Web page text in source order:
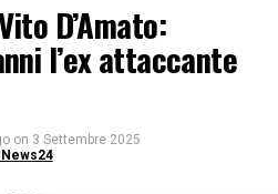
D’Amato:
l’ex attaccante
on 3 Settembre 2025